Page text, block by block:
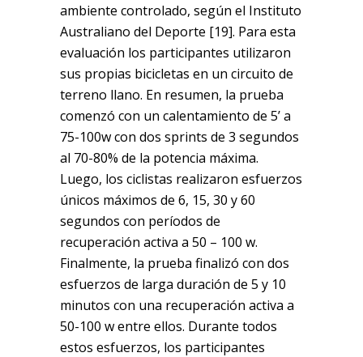
ambiente controlado, según el Instituto
Australiano del Deporte [19]. Para esta
evaluación los participantes utilizaron
sus propias bicicletas en un circuito de
terreno llano. En resumen, la prueba
comenzó con un calentamiento de 5’ a
75-100w con dos sprints de 3 segundos
al 70-80% de la potencia máxima.
Luego, los ciclistas realizaron esfuerzos
únicos máximos de 6, 15, 30 y 60
segundos con períodos de
recuperación activa a 50 – 100 w.
Finalmente, la prueba finalizó con dos
esfuerzos de larga duración de 5 y 10
minutos con una recuperación activa a
50-100 w entre ellos. Durante todos
estos esfuerzos, los participantes